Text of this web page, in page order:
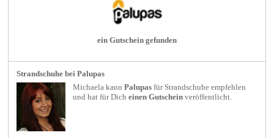
ein Gutschein gefunden
Strandschuhe bei Palupas
Michaela kannPalupas für Strandschuhe empfehlen
und hat für Dicheinen Gutschein veröffentlicht.